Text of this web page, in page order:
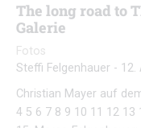
The long road to
Galerie
Fotos
Steffi Felgenhauer - 12.
Christian Mayer auf
4 5 6 7 8 9 10 11 12 13